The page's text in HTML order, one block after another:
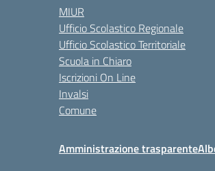
MIUR
Ufficio Scolastico Regionale
Ufficio Scolastico Territoriale
Scuola in Chiaro
Iscrizioni On Line
Invalsi
Comune
Amministrazione trasparente